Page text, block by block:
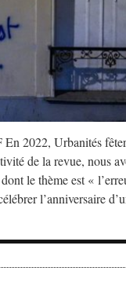
En 2022, Urbanités
de la revue, nous
le thème est «
l’anniversaire